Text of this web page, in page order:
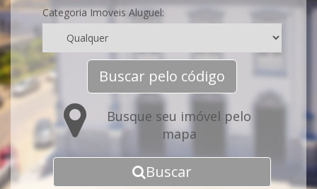
Categoria Imoveis Aluguel:
Buscar pelo código
Busque seu imóvel pelo
mapa
Buscar